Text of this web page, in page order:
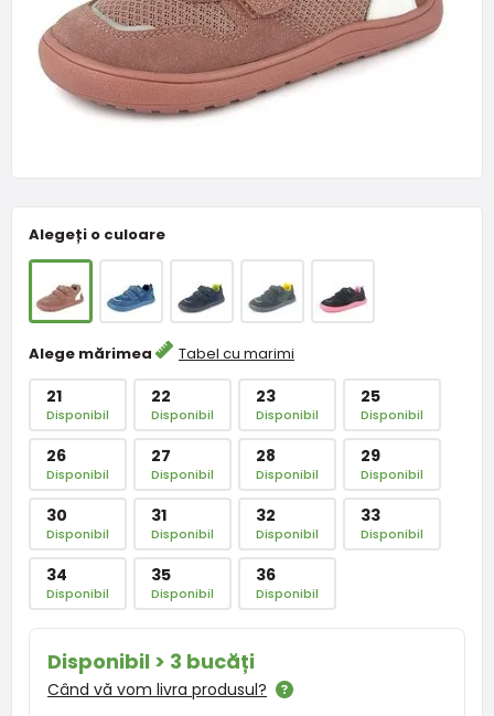
Alegeți o culoare
Alege mărimea Tabel cu marimi
21
Disponibil
22
Disponibil
23
Disponibil
25
Disponibil
26
Disponibil
27
Disponibil
28
Disponibil
29
Disponibil
30
Disponibil
31
Disponibil
32
Disponibil
33
Disponibil
34
Disponibil
35
Disponibil
36
Disponibil
Disponibil > 3 bucăți
Când vă vom livra produsul?